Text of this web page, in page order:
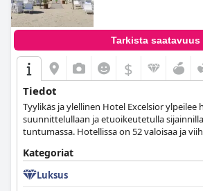
Tarkista saatavuus
$
Tiedot
Tyylikäs ja ylellinen Hotel Excelsior ylpeilee
suunnittelullaan ja etuoikeutetulla
tuntumassa. Hotellissa on 52 valoisaa ja
merinäköalat, sekä erinomaiset palvelut,
vierailustasi todella unohtumattoman.
Kategoriat
Luksus